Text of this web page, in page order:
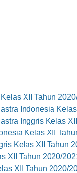
XII Tahun
Indonesia
Inggris Kelas
Kelas XII
Kelas XII Tahun
XII Tahun 2020/
XII Tahun 2020/